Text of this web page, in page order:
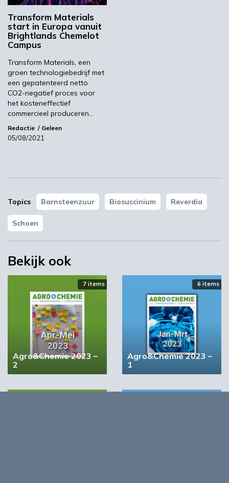
STRONGBIONET verbindt Europese newerken bio-
economie
Transform Materials
start in Europa vanuit
Brightlands Chemelot
Campus
Transform Materials, een
groen technologiebedrijf met
een gepatenteerd netto
CO2-negatief proces voor
het kosteneffectief
commercieel produceren…
Redactie Geleen
05/08/2021
Topics Barnsteenzuur Biosuccinium Reverdia
Schoen
Bekijk ook
7 items
Agro&Chemie 2023 –
2
6 items
Agro&Chemie 2023 –
1